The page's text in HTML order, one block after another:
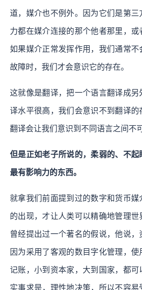
道，媒介也不例外。因为它们是第三
力都在媒介连接的那个他者那里，或
如果媒介正常发挥作用，我们通常
故障时，我们才会意识它的存在。
这就像是翻译，把一个语言翻译成另
译水平很高，我们会意识不到翻译的
翻译会让我们意识到不同语言之间不
但是正如老子所说的，柔弱的、不
最有影响力的东西。
就拿我们前面提到过的数字和货币媒
的出现，才让人类可以精确地管理世
曾经提出过一个著名的假说，他说
因为采用了客观的数目字化管理，
记账，小到资本家，大到国家，都可
实事求是，理性地决策，所以不容易